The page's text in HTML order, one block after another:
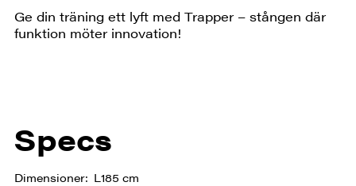
Ge din träning ett lyft med Trapper – stången där
funktion möter innovation!
Specs
Dimensioner L185 cm